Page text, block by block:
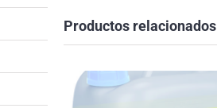
Productos relacionados